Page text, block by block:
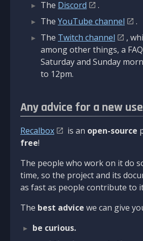
The Discord
.
The YouTube channel
.
The Twitch channel
,
among other things, a
Saturday and Sunday
to 12pm.
Any advice for a new
Recalbox is an open-source
free!
The people who work on it do
time, so the project and its
as fast as people contribute to
The best advice we can give
be curious.